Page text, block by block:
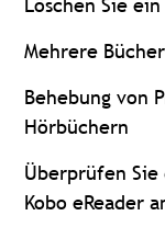
Löschen Sie
Mehrere
Behebung von
Hörbüchern
Überprüfen Sie
Kobo eReader